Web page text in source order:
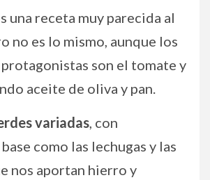
una receta muy parecida al
no es lo mismo, aunque los
son el tomate y
aceite de oliva y pan.
variadas, con
como las lechugas y las
nos aportan hierro y